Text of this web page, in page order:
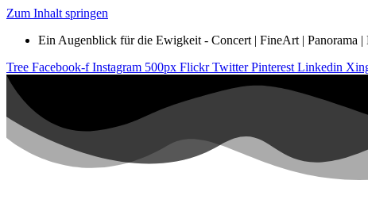
Zum Inhalt springen
Ein Augenblick für die Ewigkeit - Concert | FineArt | Panorama |
Tree Facebook-f Instagram 500px Flickr Twitter Pinterest Linkedin